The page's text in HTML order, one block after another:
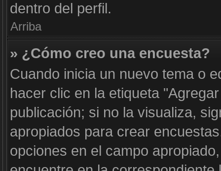
dentro del perfil.
Arriba
» ¿Cómo creo una encuesta?
Cuando inicia un nuevo tema o
hacer clic en la etiqueta
publicación; si no la visualiza,
apropiados para crear
opciones en el campo